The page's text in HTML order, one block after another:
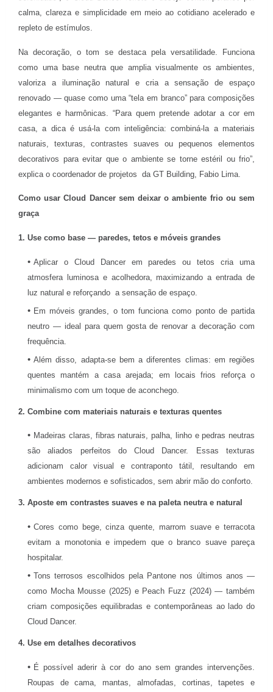
calma, clareza e simplicidade em meio ao cotidiano acelerado e
repleto de estímulos.
Na decoração, o tom se destaca pela versatilidade. Funciona
como uma base neutra que amplia visualmente os ambientes,
valoriza a iluminação natural e cria a sensação de espaço
renovado — quase como uma “tela em branco” para composições
elegantes e harmônicas. “Para quem pretende adotar a cor em
casa, a dica é usá-la com inteligência: combiná-la a materiais
naturais, texturas, contrastes suaves ou pequenos elementos
decorativos para evitar que o ambiente se torne estéril ou frio”,
explica o coordenador de projetos da GT Building, Fabio Lima.
Como usar Cloud Dancer sem deixar o ambiente frio ou sem
graça
1. Use como base — paredes, tetos e móveis grandes
Aplicar o Cloud Dancer em paredes ou tetos cria uma
atmosfera luminosa e acolhedora, maximizando a entrada de
luz natural e reforçando a sensação de espaço.
Em móveis grandes, o tom funciona como ponto de partida
neutro — ideal para quem gosta de renovar a decoração com
frequência.
Além disso, adapta-se bem a diferentes climas: em regiões
quentes mantém a casa arejada; em locais frios reforça o
minimalismo com um toque de aconchego.
2. Combine com materiais naturais e texturas quentes
Madeiras claras, fibras naturais, palha, linho e pedras neutras
são aliados perfeitos do Cloud Dancer. Essas texturas
adicionam calor visual e contraponto tátil, resultando em
ambientes modernos e sofisticados, sem abrir mão do conforto.
3. Aposte em contrastes suaves e na paleta neutra e natural
Cores como bege, cinza quente, marrom suave e terracota
evitam a monotonia e impedem que o branco suave pareça
hospitalar.
Tons terrosos escolhidos pela Pantone nos últimos anos —
como Mocha Mousse (2025) e Peach Fuzz (2024) — também
criam composições equilibradas e contemporâneas ao lado do
Cloud Dancer.
4. Use em detalhes decorativos
É possível aderir à cor do ano sem grandes intervenções.
Roupas de cama, mantas, almofadas, cortinas, tapetes e